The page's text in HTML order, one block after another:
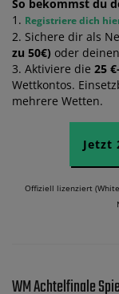
So bekommst du
1. Registriere dich
2. Sichere dir als
zu 50€) oder deinen
3. Aktiviere die 25
Wettkontos.
mehrere Wetten.
Jetzt
Offiziell lizenziert
WM Achtelfinale